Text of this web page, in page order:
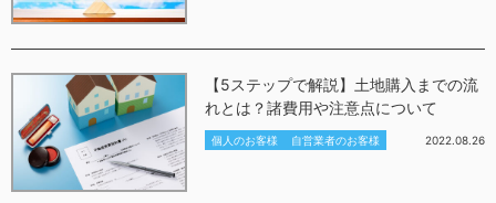
【5ステップで解説】土地購入までの流
れとは？諸費用や注意点について
個人のお客様 自営業者のお客様 2022.08.26